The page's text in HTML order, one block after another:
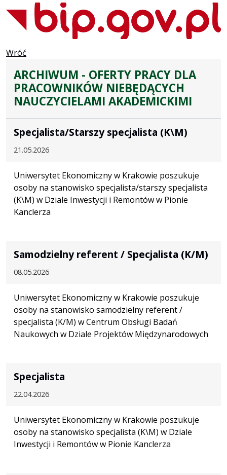
Wróć
ARCHIWUM - OFERTY PRACY DLA
PRACOWNIKÓW NIEBĘDĄCYCH
NAUCZYCIELAMI AKADEMICKIMI
Specjalista/Starszy specjalista (K\M)
21.05.2026
Uniwersytet Ekonomiczny w Krakowie poszukuje
osoby na stanowisko specjalista/starszy specjalista
(K\M) w Dziale Inwestycji i Remontów w Pionie
Kanclerza
Samodzielny referent / Specjalista (K/M)
08.05.2026
Uniwersytet Ekonomiczny w Krakowie poszukuje
osoby na stanowisko samodzielny referent /
specjalista (K/M) w Centrum Obsługi Badań
Naukowych w Dziale Projektów Międzynarodowych
Specjalista
22.04.2026
Uniwersytet Ekonomiczny w Krakowie poszukuje
osoby na stanowisko specjalista (K\M) w Dziale
Inwestycji i Remontów w Pionie Kanclerza